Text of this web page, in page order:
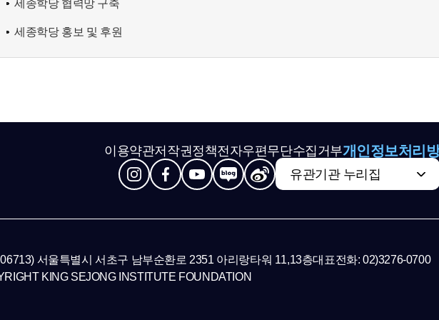
세종학당 협력망 구축
세종학당 홍보 및 후원
이용약관저작권정책전자우편무단수집거부개인정보처리
유관기관 누리집
서울특별시 서초구 남부순환로 2351 아리랑타워 11,13층대표전화: 02)3276-0700
KING SEJONG INSTITUTE FOUNDATION